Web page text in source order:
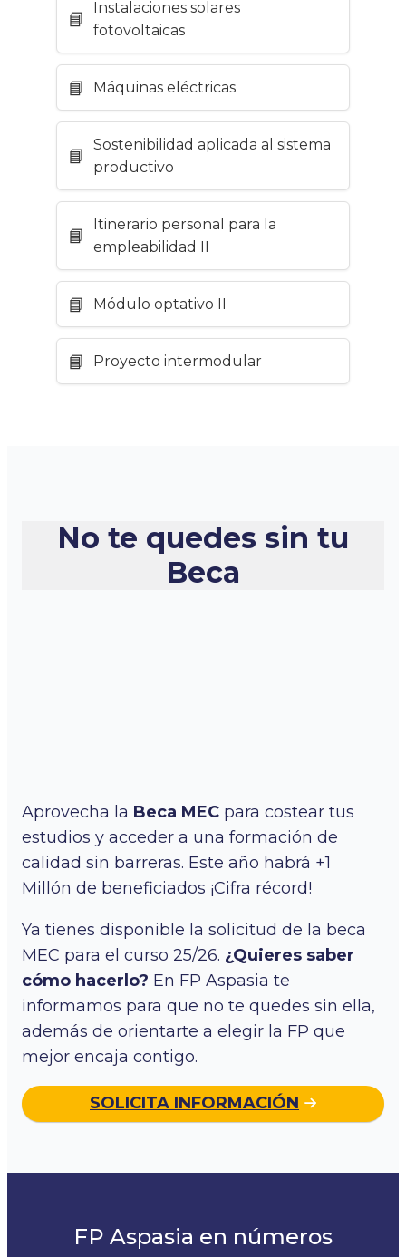
Instalaciones solares
fotovoltaicas
Máquinas eléctricas
Sostenibilidad aplicada al sistema
productivo
Itinerario personal para la
empleabilidad II
Módulo optativo II
Proyecto intermodular
No te quedes sin tu
Beca
Aprovecha la Beca MEC para costear tus
estudios y acceder a una formación de
calidad sin barreras. Este año habrá +1
Millón de beneficiados ¡Cifra récord!
Ya tienes disponible la solicitud de la beca
MEC para el curso 25/26. ¿Quieres saber
cómo hacerlo? En FP Aspasia te
informamos para que no te quedes sin ella,
además de orientarte a elegir la FP que
mejor encaja contigo.
SOLICITA INFORMACIÓN
FP Aspasia en números